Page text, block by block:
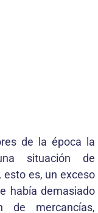
de la época la
situación de
esto es, un exceso
había demasiado
de mercancías,